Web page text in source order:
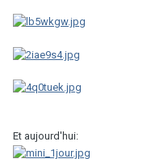
Et aujourd'hui: